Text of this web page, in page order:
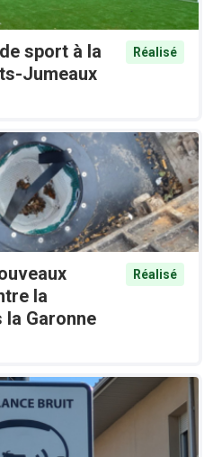
sport à la
Jumeaux
Réalisé
la
Garonne
Réalisé